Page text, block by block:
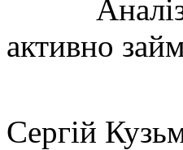
активно
Сергій